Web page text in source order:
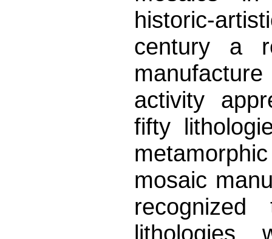
historic-
century a
activity
fifty
mosaic
lithologies